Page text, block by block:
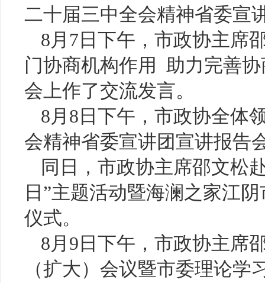
二十届三中全会精神省委宣
8月7日下午，市政协主席
门协商机构作用 助力完善
会上作了交流发言。
8月8日下午，市政协全体
会精神省委宣讲团宣讲报告
同日，市政协主席邵文松
日”主题活动暨海澜之家江
仪式。
8月9日下午，市政协主席
（扩大）会议暨市委理论学